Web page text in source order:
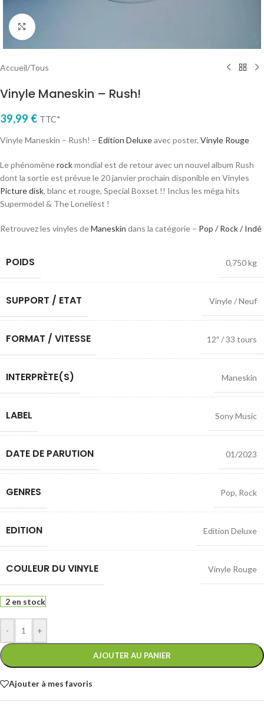
Cliquez pour agrandir
Accueil/Tous
Vinyle Maneskin – Rush!
39,99 € TTC*
Vinyle Maneskin – Rush! – Edition Deluxeavec poster, Vinyle Rouge
Le phénomènerockmondial est de retour avec un nouvel album Rush
dont la sortie est prévue le 20 janvier prochain disponible en Vinyles
Picture disk, blanc et rouge, Special Boxset !! Inclus les méga hits
Supermodel & The Loneliest !
Retrouvez les vinyles deManeskin dans la catégorie – Pop / Rock / Indé
POIDS 0,750 kg
SUPPORT / ETAT Vinyle / Neuf
FORMAT / VITESSE 12″ / 33 tours
INTERPRÈTE(S) Maneskin
LABEL Sony Music
DATE DE PARUTION 01/2023
GENRES Pop, Rock
EDITION Edition Deluxe
COULEUR DU VINYLE Vinyle Rouge
2 en stock
- +
AJOUTER AU PANIER
Ajouter à mes favoris